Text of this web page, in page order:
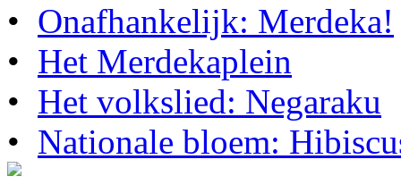
• Onafhankelijk: Merdeka!
• Het Merdekaplein
• Het volkslied: Negaraku
• Nationale bloem: